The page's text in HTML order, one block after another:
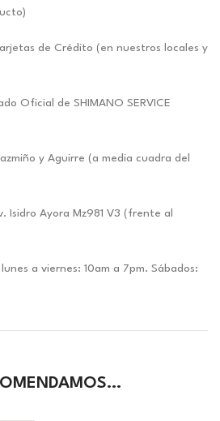
de Crédito (en nuestros locales y
Oficial de SHIMANO SERVICE
y Aguirre (a media cuadra del
Isidro Ayora Mz981 V3 (frente al
a viernes: 10am a 7pm. Sábados: